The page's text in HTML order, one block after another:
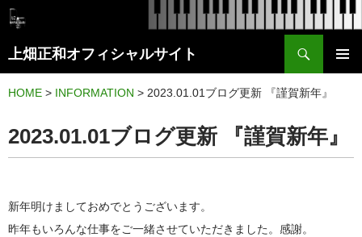
上畑正和オフィシャルサイト
メイン
ー
ン
ン
ツ
ス
キ
HOME > INFORMATION > 2023.01.01ブログ更新 『謹賀新年』
2023.01.01ブログ更新 『謹賀新年』
新年明けましておめでとうございます。
昨年もいろんな仕事をご一緒させていただきました。感謝。